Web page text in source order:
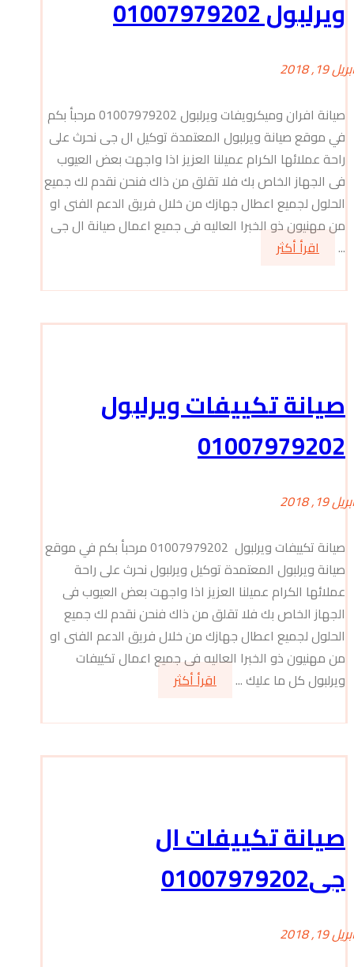
ويرلبول 01007979202
أبريل 19, 2018
صيانة افران وميكرويفات ويرلبول 01007979202 مرحبأ بكم
في موقع صيانة ويرلبول المعتمدة توكيل ال جى نحرث على
راحة عملائها الكرام عميلنا العزيز اذا واجهت بعض العيوب
فى الجهاز الخاص بك فلا تقلق من ذاك فنحن نقدم لك جميع
الحلول لجميع اعطال جهازك من خلال فريق الدعم الفنى او
من مهنيون ذو الخبرا العاليه فى جميع اعمال صيانة ال جى
...
اقرأ أكثر
صيانة تكييفات ويرلبول
01007979202
أبريل 19, 2018
صيانة تكييفات ويرلبول 01007979202 مرحبأ بكم في موقع
صيانة ويرلبول المعتمدة توكيل ويرلبول نحرث على راحة
عملائها الكرام عميلنا العزيز اذا واجهت بعض العيوب فى
الجهاز الخاص بك فلا تقلق من ذاك فنحن نقدم لك جميع
الحلول لجميع اعطال جهازك من خلال فريق الدعم الفنى او
من مهنيون ذو الخبرا العاليه فى جميع اعمال تكييفات
ويرلبول كل ما عليك ...
اقرأ أكثر
صيانة تكييفات ال
جى01007979202
أبريل 19, 2018